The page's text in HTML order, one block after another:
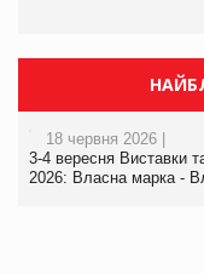
18 червня 2026 |
3-4 вересня Виставки
2026: Власна марка -